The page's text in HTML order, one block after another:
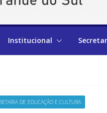
Institucional
DE EDUCAÇÃO E CULTURA